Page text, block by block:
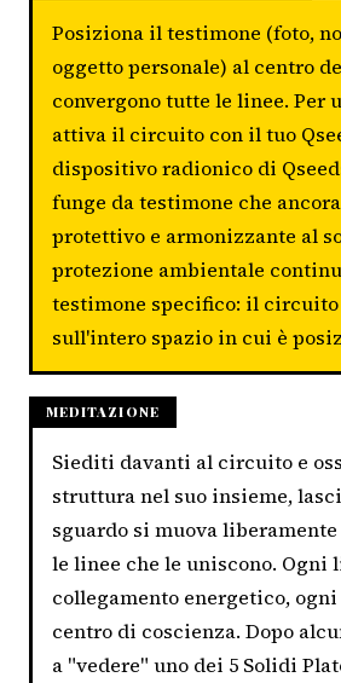
Posiziona il testimone (foto,
oggetto personale) al centro
convergono tutte le linee. Per
attiva il circuito con il tuo
dispositivo radionico di
funge da testimone che
protettivo e armonizzante al
protezione ambientale
testimone specifico: il circuito
sull'intero spazio in cui è
MEDITAZIONE
Siediti davanti al circuito e
struttura nel suo insieme,
sguardo si muova liberamente
le linee che le uniscono. Ogni
collegamento energetico,
centro di coscienza. Dopo
a "vedere" uno dei 5 Solidi